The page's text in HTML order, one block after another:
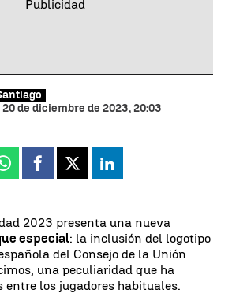
20 de diciembre de 2023, 20:03
Whatsapp
Facebook
X Linkedin
2023 presenta una nueva
especial: la inclusión del logotipo
del Consejo de la Unión
una peculiaridad que ha
entre los jugadores habituales.